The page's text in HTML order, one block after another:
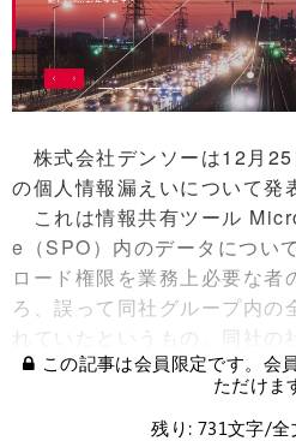
株式会社デンソーは12月
の個人情報漏えいについて発
これは情報共有ツール
e（SPO）内のデータについ
ロード権限を業務上必要な者
ろ、誤って同社グループ内の
れていたというもの。同社の
この記事は会員限定です。会
ただけま
残り: 731文字/全